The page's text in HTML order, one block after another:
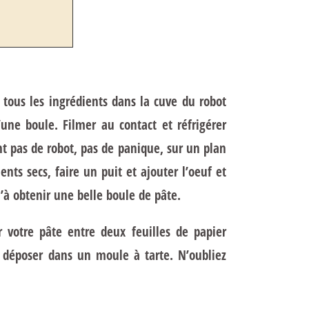
les ingrédients dans la cuve du robot
boule. Filmer au contact et réfrigérer
pas de robot, pas de panique, sur un plan
secs, faire un puit et ajouter l’oeuf et
obtenir une belle boule de pâte.
votre pâte entre deux feuilles de papier
dans un moule à tarte. N’oubliez